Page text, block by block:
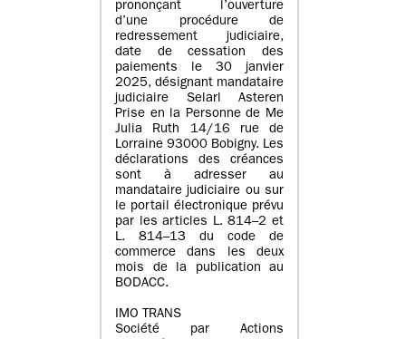
prononçant l’ouverture
d’une procédure de
redressement judiciaire,
date de cessation des
paiements le 30 janvier
2025, désignant mandataire
judiciaire Selarl Asteren
Prise en la Personne de Me
Julia Ruth 14/16 rue de
Lorraine 93000 Bobigny. Les
déclarations des créances
sont à adresser au
mandataire judiciaire ou sur
le portail électronique prévu
par les articles L. 814–2 et
L. 814–13 du code de
commerce dans les deux
mois de la publication au
BODACC.
IMO TRANS
Société par Actions